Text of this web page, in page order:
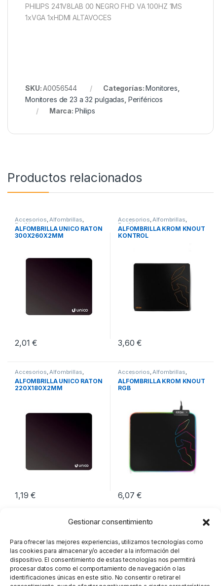
Gestionar consentimiento
Para ofrecer las mejores experiencias, utilizamos tecnologías como
las cookies para almacenar y/o acceder a la información del
dispositivo. El consentimiento de estas tecnologías nos permitirá
procesar datos como el comportamiento de navegación o las
identificaciones únicas en este sitio. No consentir o retirar el
PHILIPS 241V8LAB 00 NEGRO FHD VA 100HZ 1MS
1xVGA 1xHDMI ALTAVOCES
SKU:A0056544 Categorías:Monitores
Monitores de 23 a 32 pulgadas Periféricos
Marca: Philips
Productos relacionados
Accesorios,Alfombrillas,
Periféricos
ALFOMBRILLA UNICO RATON
300X260X2MM
2,01€
Accesorios,Alfombrillas,
Periféricos
ALFOMBRILLA KROM KNOUT
KONTROL
3,60€
Accesorios,Alfombrillas,
Periféricos
ALFOMBRILLA UNICO RATON
220X180X2MM
1,19€
Accesorios,Alfombrillas,
Periféricos
ALFOMBRILLA KROM KNOUT
RGB
6,07€